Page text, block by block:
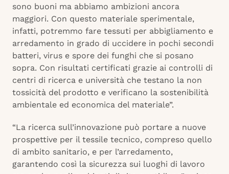
sono buoni ma abbiamo ambizioni ancora
maggiori. Con questo materiale sperimentale,
infatti, potremmo fare tessuti per abbigliamento e
arredamento in grado di uccidere in pochi secondi
batteri, virus e spore dei funghi che si posano
sopra. Con risultati certificati grazie ai controlli di
centri di ricerca e università che testano la non
tossicità del prodotto e verificano la sostenibilità
ambientale ed economica del materiale”.
“La ricerca sull’innovazione può portare a nuove
prospettive per il tessile tecnico, compreso quello
di ambito sanitario, e per l’arredamento,
garantendo così la sicurezza sui luoghi di lavoro